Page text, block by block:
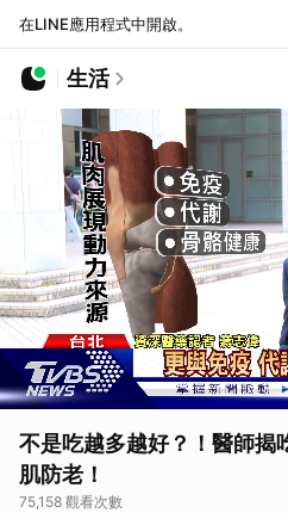
在LINE應用程式中開啟。
生活
不是吃越多越好？！醫師揭
肌防老！
75,158 觀看次數